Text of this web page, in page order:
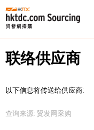
联络供应商
以下信息将传送给供应商:
查询来源: 贸发网采购